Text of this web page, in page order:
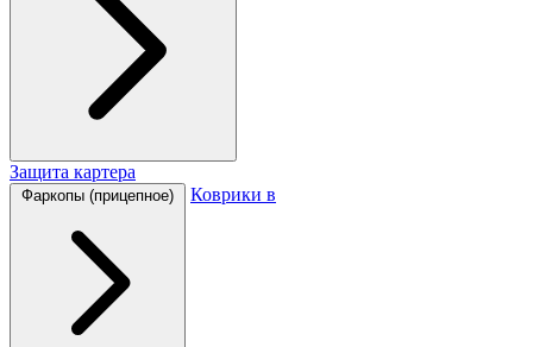
Защита картера
Фаркопы (прицепное) Коврики в